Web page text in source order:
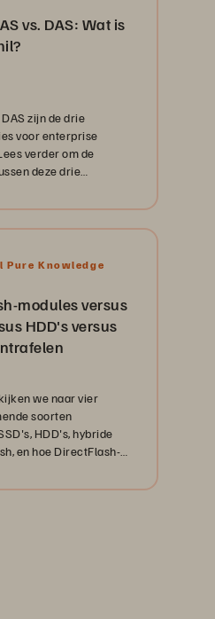
vs. DAS: Wat is
DAS zijn de drie
voor enterprise
verder om de
deze drie
Pure Knowledge
modules versus
HDD's versus
we naar vier
soorten
HDD's, hybride
en hoe DirectFlash-